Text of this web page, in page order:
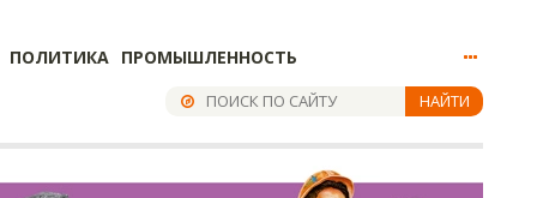
ПОЛИТИКА ПРОМЫШЛЕННОСТЬ
НАЙТИ